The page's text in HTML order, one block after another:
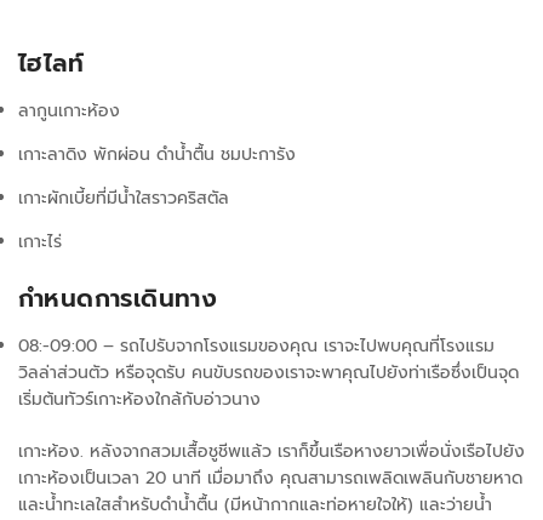
ไฮไลท์
ลากูนเกาะห้อง
เกาะลาดิง พักผ่อน ดำน้ำตื้น ชมปะการัง
เกาะผักเบี้ยที่มีน้ำใสราวคริสตัล
เกาะไร่
กำหนดการเดินทาง
08:-09:00 – รถไปรับจากโรงแรมของคุณ เราจะไปพบคุณที่โรงแรม
วิลล่าส่วนตัว หรือจุดรับ คนขับรถของเราจะพาคุณไปยังท่าเรือซึ่งเป็นจุด
เริ่มต้นทัวร์เกาะห้องใกล้กับอ่าวนาง
เกาะห้อง. หลังจากสวมเสื้อชูชีพแล้ว เราก็ขึ้นเรือหางยาวเพื่อนั่งเรือไปยัง
เกาะห้องเป็นเวลา 20 นาที เมื่อมาถึง คุณสามารถเพลิดเพลินกับชายหาด
และน้ำทะเลใสสำหรับดำน้ำตื้น (มีหน้ากากและท่อหายใจให้) และว่ายน้ำ